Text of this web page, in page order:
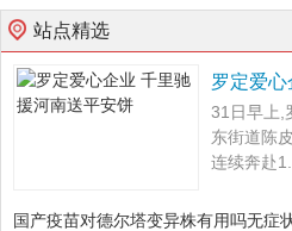
站点精选
罗定爱
31日早上,
东街道陈
连续奔赴1...
国产疫苗对德尔塔变异株有用吗无症